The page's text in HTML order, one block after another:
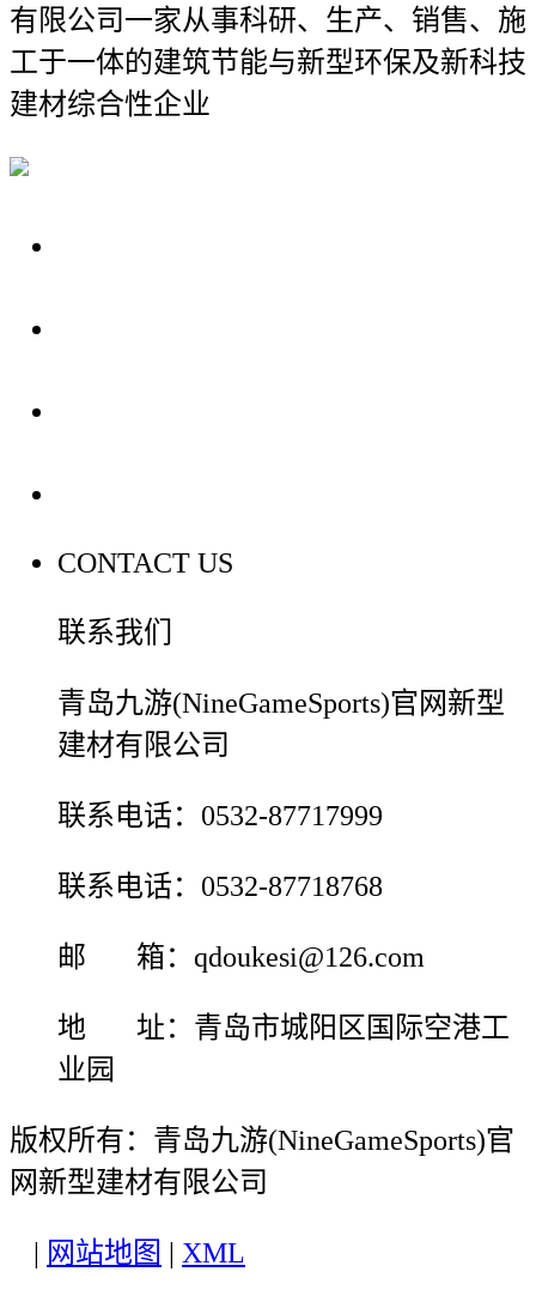
有限公司一家从事科研、生产、销售、施
工于一体的建筑节能与新型环保及新科技
建材综合性企业
CONTACT US
联系我们
青岛九游(NineGameSports)官网新型
建材有限公司
联系电话：0532-87717999
联系电话：0532-87718768
邮 箱：qdoukesi@126.com
地 址：青岛市城阳区国际空港工
业园
版权所有：青岛九游(NineGameSports)官
网新型建材有限公司
网站地图 XML